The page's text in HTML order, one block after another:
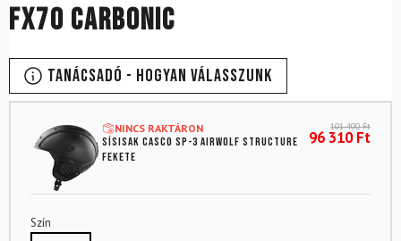
FX70 Carbonic
Tanácsadó - Hogyan válasszunk
NINCS RAKTÁRON
Sísisak CASCO SP-3 Airwolf Structure
Fekete
101 400Ft
96 310Ft
Szín